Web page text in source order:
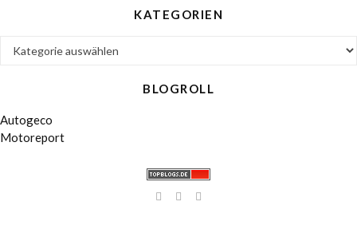
KATEGORIEN
Kategorien
BLOGROLL
Autogeco
Motoreport
instagramfacebook